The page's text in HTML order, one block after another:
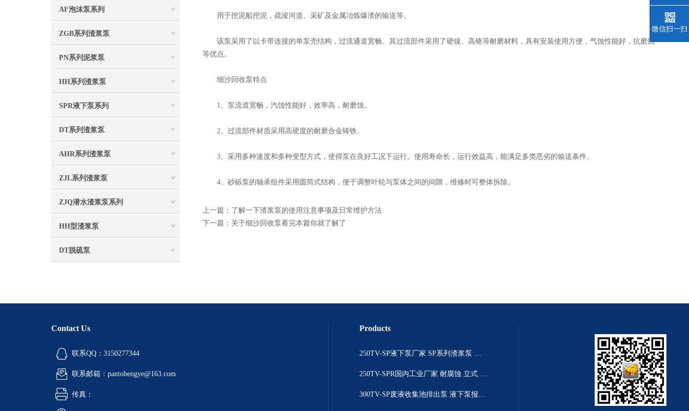
AF泡沫泵系列
ZGB系列渣浆泵
PN系列泥浆泵
HH系列渣浆泵
SPR液下泵系列
DT系列渣浆泵
AHR系列渣浆泵
ZJL系列渣浆泵
ZJQ潜水渣浆泵系列
HH型渣浆泵
DT脱硫泵
用于挖泥船挖泥，疏浚河道、采矿及金属冶炼爆渣的输送等。
该泵采用了以卡带连接的单泵壳结构，过流通道宽畅。其过流部件采用了硬镍、高铬等耐磨材料，具有安装使用方便，气蚀性能好，抗磨蚀
等优点。
细沙回收泵特点
1、泵流道宽畅，汽蚀性能好，效率高，耐磨蚀。
2、过流部件材质采用高硬度的耐磨合金铸铁。
3、采用多种速度和多种变型方式，使得泵在良好工况下运行。使用寿命长，运行效益高，能满足多类恶劣的输送条件。
4、砂砾泵的轴承组件采用圆筒式结构，便于调整叶轮与泵体之间的间隙，维修时可整体拆除。
上一篇： 了解一下渣浆泵的使用注意事项及日常维护方法
下一篇： 关于细沙回收泵看完本篇你就了解了
Contact Us
联系QQ：3150277344
联系邮箱：pantobengye@163.com
传真：
Products
250TV-SP液下泵厂家 SP系列渣浆泵 耐磨耐腐
250TV-SPR国内工业厂家 耐腐蚀 立式 SPR液下泵系列 液下泵生产
300TV-SP废液收集池排出泵 液下泵报价 SP系列渣浆泵
微信扫一扫